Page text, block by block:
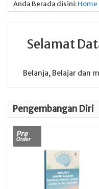
Anda Berada disini:Home
Selamat
Belanja, Belajar dan
Pengembangan Diri
Pre
Order